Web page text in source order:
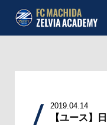
INFOMATION
2019.04.14
【ユース】